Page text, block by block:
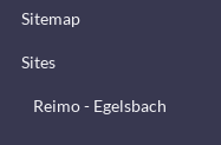
Sitemap
Sites
Reimo - Egelsbach